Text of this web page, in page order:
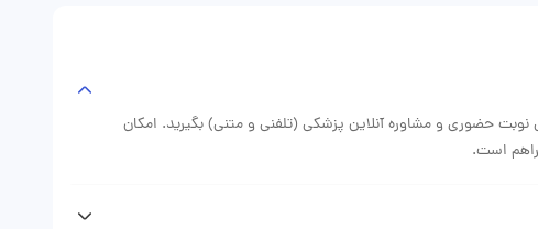
حضوری و مشاوره آنلاین پزشکی (تلفنی و متنی) بگیرید. امکان
است.